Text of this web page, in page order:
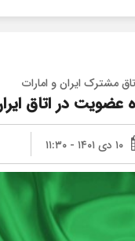
در اتاق ایران و امارات
۱۰ دی ۱۴۰۱ - ۱۱:۳۰